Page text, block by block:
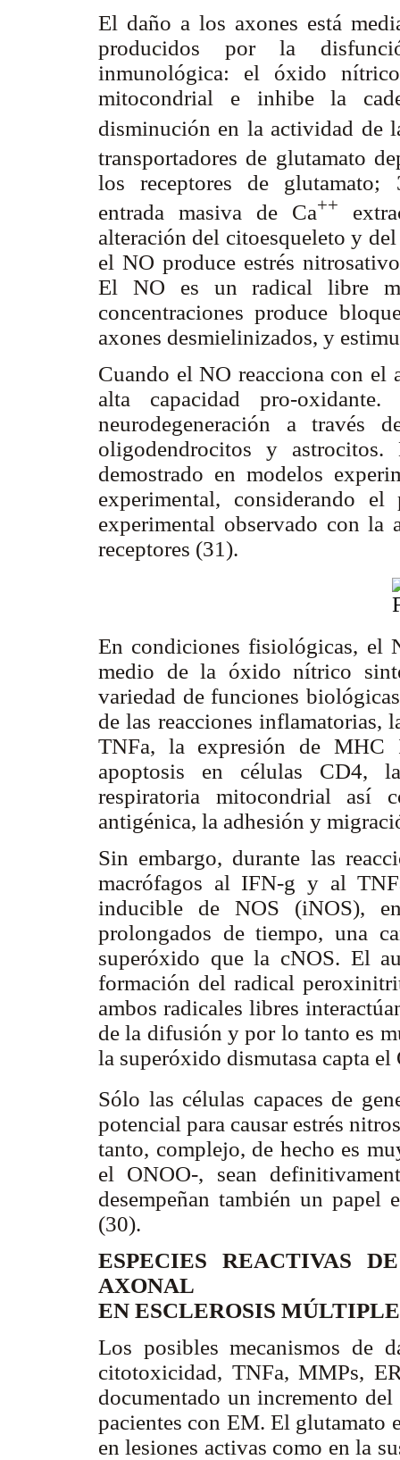
El daño a los axones está
producidos por la
inmunológica: el óxido
mitocondrial e inhibe la
disminución en la actividad de
transportadores de glutamato
los receptores de
entrada masiva de Ca++
alteración del citoesqueleto y
el NO produce estrés
El NO es un radical libre
concentraciones produce
axones desmielinizados, y
Cuando el NO reacciona con el
alta capacidad pro-
neurodegeneración a
oligodendrocitos y
demostrado en modelos
experimental, considerando
experimental observado con la
receptores (31).
En condiciones fisiológicas, el
medio de la óxido nítrico
variedad de funciones
de las reacciones inflamatorias,
TNFa, la expresión de
apoptosis en células CD4,
respiratoria mitocondrial así
antigénica, la adhesión y
Sin embargo, durante las
macrófagos al IFN-g y al
inducible de NOS (iNOS),
prolongados de tiempo, una
superóxido que la cNOS. El
formación del radical
ambos radicales libres
de la difusión y por lo tanto es
la superóxido dismutasa capta el
Sólo las células capaces de
potencial para causar estrés
tanto, complejo, de hecho es
el ONOO-, sean
desempeñan también un
(30).
ESPECIES REACTIVAS
AXONAL
EN ESCLEROSIS
Los posibles mecanismos de
citotoxicidad, TNFa, MMPs,
documentado un incremento
pacientes con EM. El glutamato
en lesiones activas como en la